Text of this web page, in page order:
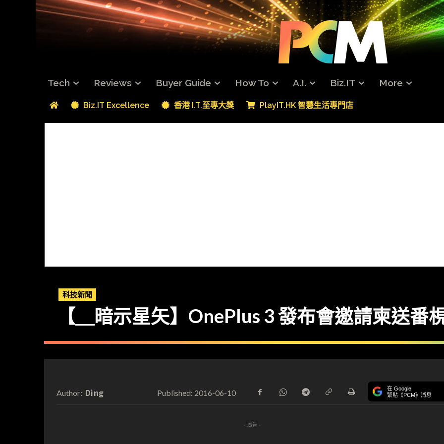
Tech Reviews Buyer Guide How To A.I. Biz.IT More
Biz.IT Excellence 香港 I.T.至專大獎 PlayIT.HK 智慧生活專門店
科技新聞
【＿暗示星矢】OnePlus 3 發布會邀請柬送番
Author: Ding Published: 2016-06-10 在 Google
緊貼《PCM》消息
- 廣告 -